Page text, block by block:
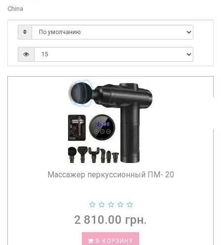
China
Массажер перкуссионный ПМ- 20
2 810.00 грн.
В КОРЗИНУ